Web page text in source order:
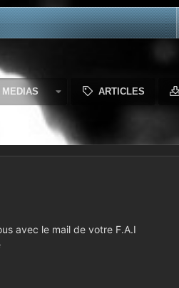
MEDIAS ARTICLES
avec le mail de votre F.A.I